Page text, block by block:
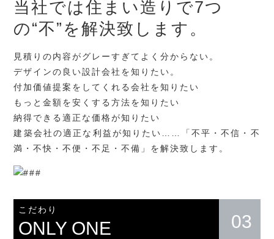
当社では住まい造りで7つ
の“不”を解決致します。
見積りの内容がグレーすぎてよく分からない。
デザインの良い設計会社を知りたい。
付加価値提案をしてくれる会社を知りたい
もっと金額を安くする方法を知りたい
納得できる適正な価格が知りたい
建築会社の適正な利益が知りたい……「不平・不信・不
満・不快・不便・不足・不備」を解決致します。
こだわり
ONLY ONE 03